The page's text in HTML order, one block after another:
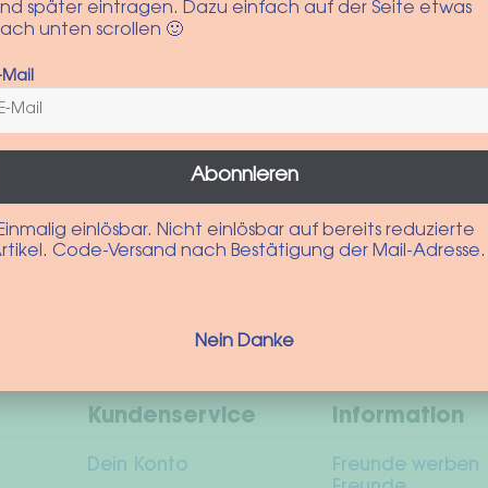
Trocken-Handschuh und Frottee-Poncho
nicht bleichen, nicht heiß bügeln,
Kundenservice
Dein Konto
Information
Freunde werben
später eintragen. Dazu einfach auf der Seite etwas
unten scrollen 🙂
Mail
Abonnieren
einlösbar. Nicht einlösbar auf bereits reduzierte
Code-Versand nach Bestätigung der Mail-Adresse.
Nein Danke